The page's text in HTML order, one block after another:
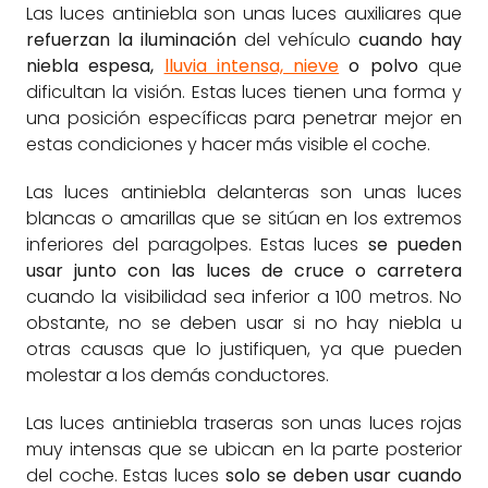
Las luces antiniebla son unas luces auxiliares que
refuerzan la iluminacióndel vehículocuando hay
niebla espesa, lluvia intensa, nieve o polvoque
dificultan la visión. Estas luces tienen una forma y
una posición específicas para penetrar mejor en
estas condiciones y hacer más visible el coche.
Las luces antiniebla delanteras son unas luces
blancas o amarillas que se sitúan en los extremos
inferiores del paragolpes. Estas luces se pueden
usar junto con las luces de cruce o carretera
cuando la visibilidad sea inferior a 100 metros. No
obstante, no se deben usar si no hay niebla u
otras causas que lo justifiquen, ya que pueden
molestar a los demás conductores.
Las luces antiniebla traseras son unas luces rojas
muy intensas que se ubican en la parte posterior
del coche. Estas luces solo se deben usar cuando